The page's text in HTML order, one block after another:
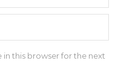
in this browser for the next